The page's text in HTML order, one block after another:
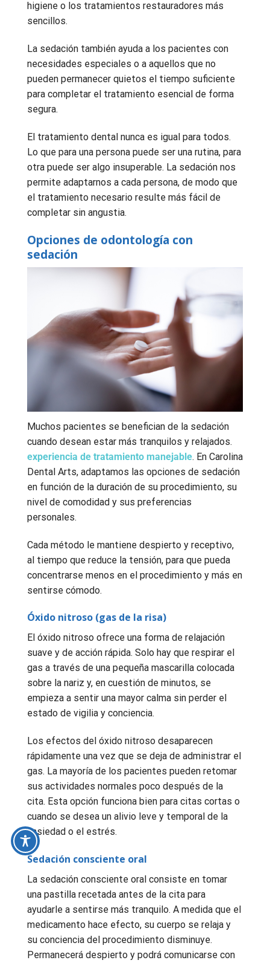
higiene o los tratamientos restauradores más
sencillos.
La sedación también ayuda a los pacientes con
necesidades especiales o a aquellos que no
pueden permanecer quietos el tiempo suficiente
para completar el tratamiento esencial de forma
segura.
El tratamiento dental nunca es igual para todos.
Lo que para una persona puede ser una rutina, para
otra puede ser algo insuperable. La sedación nos
permite adaptarnos a cada persona, de modo que
el tratamiento necesario resulte más fácil de
completar sin angustia.
Opciones de odontología con
sedación
Muchos pacientes se benefician de la sedación
cuando desean estar más tranquilos y relajados.
experiencia de tratamiento manejable. En Carolina
Dental Arts, adaptamos las opciones de sedación
en función de la duración de su procedimiento, su
nivel de comodidad y sus preferencias
personales.
Cada método le mantiene despierto y receptivo,
al tiempo que reduce la tensión, para que pueda
concentrarse menos en el procedimiento y más en
sentirse cómodo.
Óxido nitroso (gas de la risa)
El óxido nitroso ofrece una forma de relajación
suave y de acción rápida. Solo hay que respirar el
gas a través de una pequeña mascarilla colocada
sobre la nariz y, en cuestión de minutos, se
empieza a sentir una mayor calma sin perder el
estado de vigilia y conciencia.
Los efectos del óxido nitroso desaparecen
rápidamente una vez que se deja de administrar el
gas. La mayoría de los pacientes pueden retomar
sus actividades normales poco después de la
cita. Esta opción funciona bien para citas cortas o
cuando se desea un alivio leve y temporal de la
ansiedad o el estrés.
Sedación consciente oral
La sedación consciente oral consiste en tomar
una pastilla recetada antes de la cita para
ayudarle a sentirse más tranquilo. A medida que el
medicamento hace efecto, su cuerpo se relaja y
su conciencia del procedimiento disminuye.
Permanecerá despierto y podrá comunicarse con